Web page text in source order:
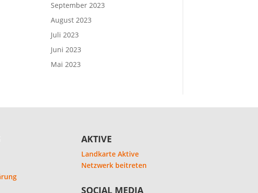
September 2023
August 2023
Juli 2023
Juni 2023
Mai 2023
AKTIVE
Landkarte Aktive
Netzwerk beitreten
SOCIAL MEDIA